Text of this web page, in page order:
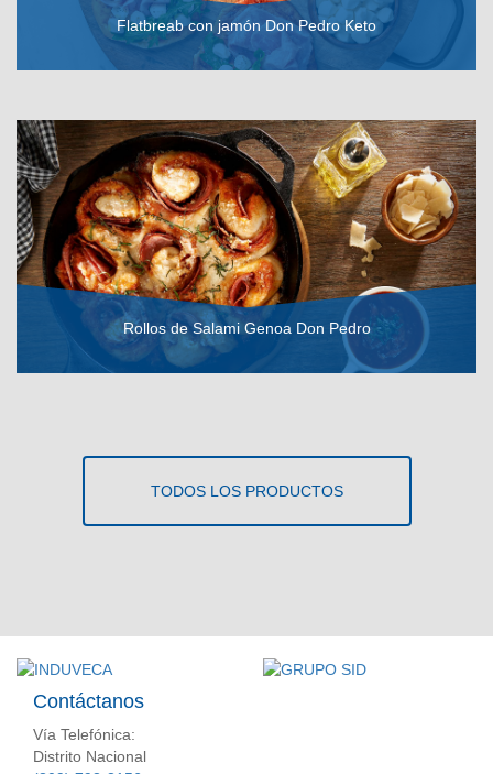
Flatbreab con jamón Don Pedro Keto
Rollos de Salami Genoa Don Pedro
TODOS LOS PRODUCTOS
Contáctanos
Vía Telefónica:
Distrito Nacional